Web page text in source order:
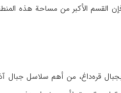
فإن القسم الأکبر من مساحة هذه
قره‌داغ، من أهم سلاسل جبال